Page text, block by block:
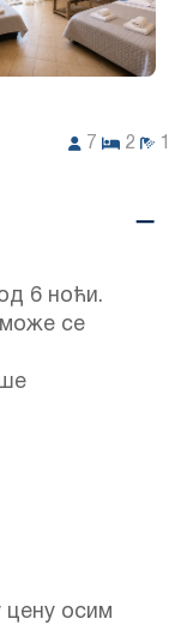
7 2
6 ноћи.
се
цену осим